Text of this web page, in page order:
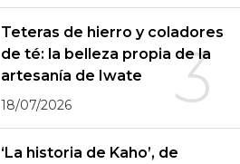
3
Teteras de hierro y coladores
de té: la belleza propia de la
artesanía de Iwate
18/07/2026
‘La historia de Kaho’, de